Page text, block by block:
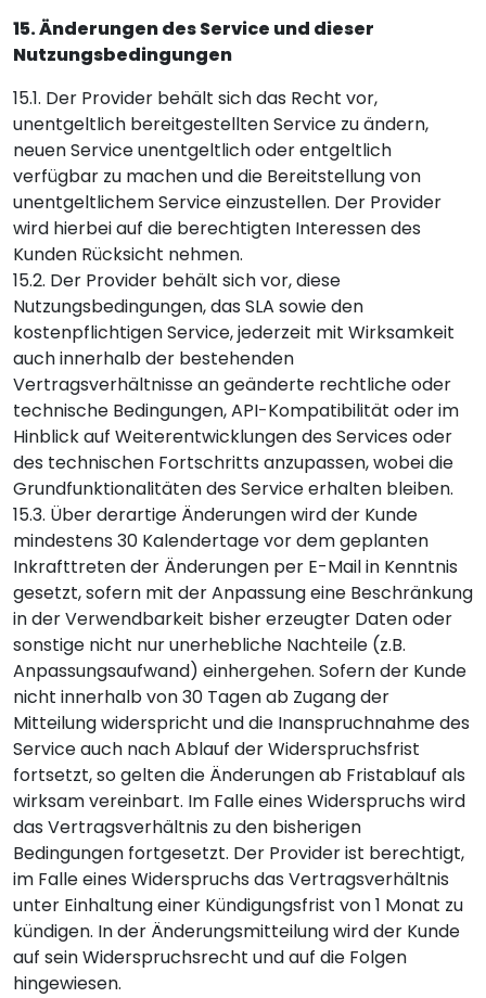
15. Änderungen des Service und dieser
Nutzungsbedingungen
15.1. Der Provider behält sich das Recht vor,
unentgeltlich bereitgestellten Service zu ändern,
neuen Service unentgeltlich oder entgeltlich
verfügbar zu machen und die Bereitstellung von
unentgeltlichem Service einzustellen. Der Provider
wird hierbei auf die berechtigten Interessen des
Kunden Rücksicht nehmen.
15.2. Der Provider behält sich vor, diese
Nutzungsbedingungen, das SLA sowie den
kostenpflichtigen Service, jederzeit mit Wirksamkeit
auch innerhalb der bestehenden
Vertragsverhältnisse an geänderte rechtliche oder
technische Bedingungen, API-Kompatibilität oder im
Hinblick auf Weiterentwicklungen des Services oder
des technischen Fortschritts anzupassen, wobei die
Grundfunktionalitäten des Service erhalten bleiben.
15.3. Über derartige Änderungen wird der Kunde
mindestens 30 Kalendertage vor dem geplanten
Inkrafttreten der Änderungen per E-Mail in Kenntnis
gesetzt, sofern mit der Anpassung eine Beschränkung
in der Verwendbarkeit bisher erzeugter Daten oder
sonstige nicht nur unerhebliche Nachteile (z.B.
Anpassungsaufwand) einhergehen. Sofern der Kunde
nicht innerhalb von 30 Tagen ab Zugang der
Mitteilung widerspricht und die Inanspruchnahme des
Service auch nach Ablauf der Widerspruchsfrist
fortsetzt, so gelten die Änderungen ab Fristablauf als
wirksam vereinbart. Im Falle eines Widerspruchs wird
das Vertragsverhältnis zu den bisherigen
Bedingungen fortgesetzt. Der Provider ist berechtigt,
im Falle eines Widerspruchs das Vertragsverhältnis
unter Einhaltung einer Kündigungsfrist von 1 Monat zu
kündigen. In der Änderungsmitteilung wird der Kunde
auf sein Widerspruchsrecht und auf die Folgen
hingewiesen.